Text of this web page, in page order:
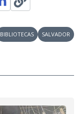
BIBLIOTECAS SALVADOR